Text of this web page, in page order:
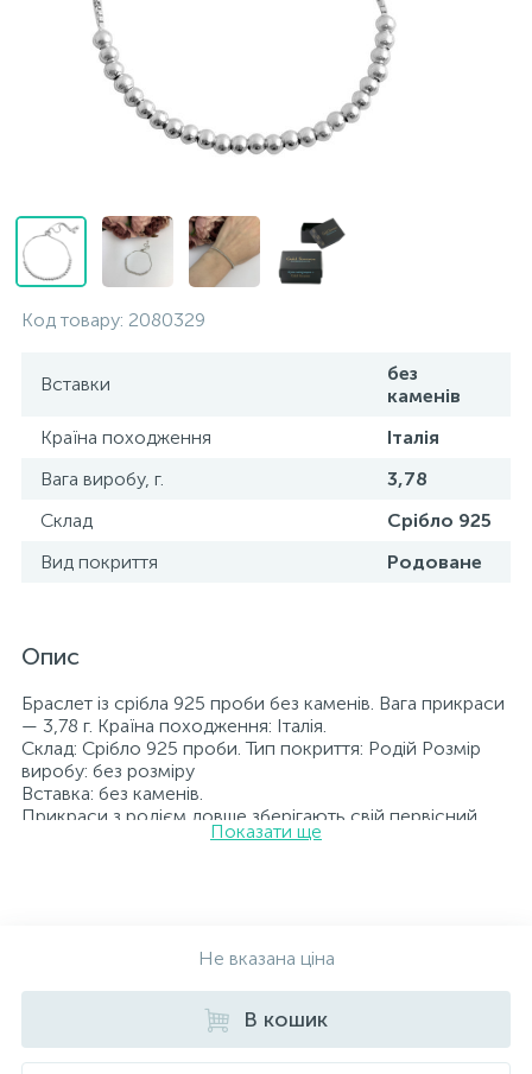
Код товару: 2080329
Вставки
без
каменів
Країна походження
Італія
Вага виробу, г.
3,78
Склад
Срібло 925
Вид покриття
Родоване
Опис
Браслет із срібла 925 проби без каменів. Вага прикраси
— 3,78 г. Країна походження: Італія.
Склад: Срібло 925 проби. Тип покриття: Родій Розмір
виробу: без розміру
Вставка: без каменів.
Прикраси з родієм довше зберігають свій первісний
вигляд, а саме колір і блиск металу. Усі ювелірні вироби,
прикраси додається бирка із зазначенням усіх
параметрів.*Кольори виробів на сайті можуть дещо
відрізнятися від реальних через особливості передачі
Показати ще
Не вказана ціна
В кошик
КонтактиСрібні кольє
Срібні ланцюжки
Срібні сувеніри
Золоті сережки
Золоті ланцюги